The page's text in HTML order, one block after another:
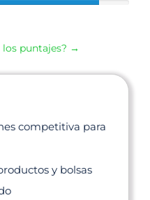
competitiva para
y bolsas
los puntajes? →